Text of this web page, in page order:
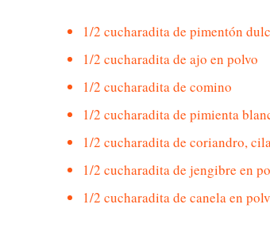
1/2 cucharadita de pimentón
1/2 cucharadita de ajo en polvo
1/2 cucharadita de comino
1/2 cucharadita de pimienta
1/2 cucharadita de coriandro,
1/2 cucharadita de jengibre en
1/2 cucharadita de canela en